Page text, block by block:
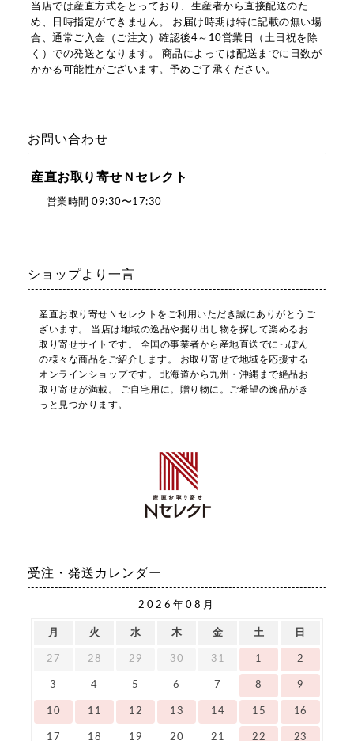
当店では産直方式をとっており、生産者から直接配送のた
め、日時指定ができません。 お届け時期は特に記載の無い場
合、通常ご入金（ご注文）確認後4～10営業日（土日祝を除
く）での発送となります。 商品によっては配送までに日数が
かかる可能性がございます。予めご了承ください。
お問い合わせ
産直お取り寄せＮセレクト
営業時間 09:30〜17:30
ショップより一言
産直お取り寄せＮセレクトをご利用いただき誠にありがとうご
ざいます。 当店は地域の逸品や掘り出し物を探して楽めるお
取り寄せサイトです。 全国の事業者から産地直送でにっぽん
の様々な商品をご紹介します。 お取り寄せで地域を応援する
オンラインショップです。 北海道から九州・沖縄まで絶品お
取り寄せが満載。 ご自宅用に。贈り物に。ご希望の逸品がき
っと見つかります。
受注・発送カレンダー
2026年08月
月 火 水 木 金 土 日
27 28 29 30 31 1 2
3 4 5 6 7 8 9
10 11 12 13 14 15 16
17 18 19 20 21 22 23